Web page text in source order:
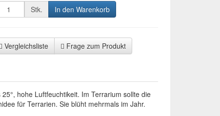
Stk. In den Warenkorb
Vergleichsliste Frage zum Produkt
hohe Luftfeuchtikeit. Im Terrarium sollte die
für Terrarien. Sie blüht mehrmals im Jahr.